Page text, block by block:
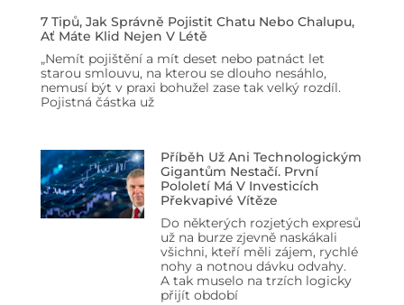
7 Tipů, Jak Správně Pojistit Chatu Nebo Chalupu,
Ať Máte Klid Nejen V Létě
„Nemít pojištění a mít deset nebo patnáct let
starou smlouvu, na kterou se dlouho nesáhlo,
nemusí být v praxi bohužel zase tak velký rozdíl.
Pojistná částka už
Příběh Už Ani Technologickým
Gigantům Nestačí. První
Pololetí Má V Investicích
Překvapivé Vítěze
Do některých rozjetých expresů
už na burze zjevně naskákali
všichni, kteří měli zájem, rychlé
nohy a notnou dávku odvahy.
A tak muselo na trzích logicky
přijít období